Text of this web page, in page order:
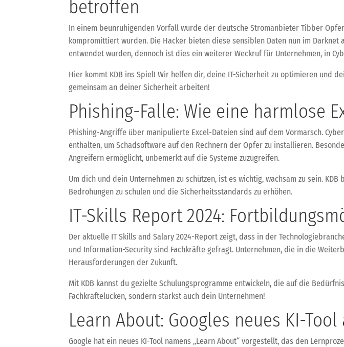
betroffen
In einem beunruhigenden Vorfall wurde der deutsche Stromanbieter Tibber
kompromittiert wurden. Die Hacker bieten diese sensiblen Daten nun im
entwendet wurden, dennoch ist dies ein weiterer Weckruf für Unternehmen, in
Hier kommt KDB ins Spiel! Wir helfen dir, deine IT-Sicherheit zu optimieren und
gemeinsam an deiner Sicherheit arbeiten!
Phishing-Falle: Wie eine harmlose
Phishing-Angriffe über manipulierte Excel-Dateien sind auf dem Vormarsch.
enthalten, um Schadsoftware auf den Rechnern der Opfer zu installieren.
Angreifern ermöglicht, unbemerkt auf die Systeme zuzugreifen.
Um dich und dein Unternehmen zu schützen, ist es wichtig, wachsam zu sein.
Bedrohungen zu schulen und die Sicherheitsstandards zu erhöhen.
IT-Skills Report 2024:
Der aktuelle IT Skills and Salary 2024-Report zeigt, dass in der
und Information-Security sind Fachkräfte gefragt. Unternehmen, die in die
Herausforderungen der Zukunft.
Mit KDB kannst du gezielte Schulungsprogramme entwickeln, die auf die
Fachkräftelücken, sondern stärkst auch dein Unternehmen!
Learn About: Googles neues KI-
Google hat ein neues KI-Tool namens „Learn About“ vorgestellt, das den